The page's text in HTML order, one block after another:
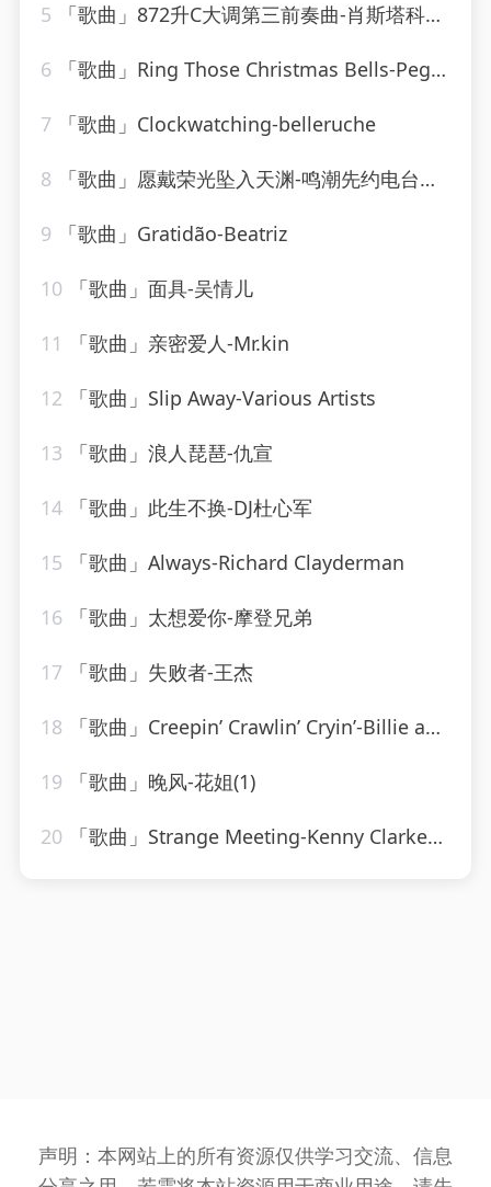
5 「歌曲」872升C大调第三前奏曲-肖斯塔科维奇
6 「歌曲」Ring Those Christmas Bells-Peggy Lee
7 「歌曲」Clockwatching-belleruche
8 「歌曲」愿戴荣光坠入天渊-鸣潮先约电台、jixwang、VISION SOUND
9 「歌曲」Gratidão-Beatriz
10 「歌曲」面具-吴情儿
11 「歌曲」亲密爱人-Mr.kin
12 「歌曲」Slip Away-Various Artists
13 「歌曲」浪人琵琶-仇宣
14 「歌曲」此生不换-DJ杜心军
15 「歌曲」Always-Richard Clayderman
16 「歌曲」太想爱你-摩登兄弟
17 「歌曲」失败者-王杰
18 「歌曲」Creepin’ Crawlin’ Cryin’-Billie and Lillie
19 「歌曲」晚风-花姐(1)
20 「歌曲」Strange Meeting-Kenny Clarke、Francy Boland
声明：本网站上的所有资源仅供学习交流、信息